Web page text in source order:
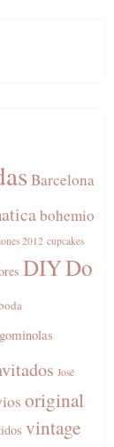
Barcelona
bohemio
2012 cupcakes
DIYDo
gominolas
José
original
vintage